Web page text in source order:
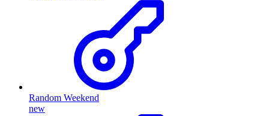
Random Weekend
new